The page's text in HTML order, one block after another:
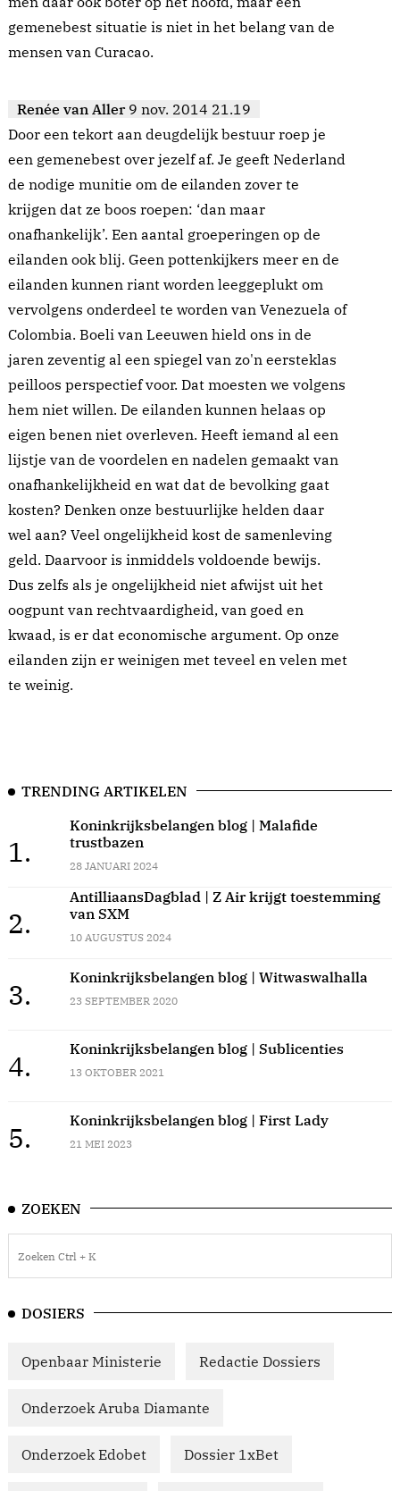
gemenebest situatie is niet in het belang van de
mensen van Curacao.
Renée van Aller 9 nov. 2014 21.19
Door een tekort aan deugdelijk bestuur roep je
een gemenebest over jezelf af. Je geeft Nederland
de nodige munitie om de eilanden zover te
krijgen dat ze boos roepen: ‘dan maar
onafhankelijk’. Een aantal groeperingen op de
eilanden ook blij. Geen pottenkijkers meer en de
eilanden kunnen riant worden leeggeplukt om
vervolgens onderdeel te worden van Venezuela of
Colombia. Boeli van Leeuwen hield ons in de
jaren zeventig al een spiegel van zo'n eersteklas
peilloos perspectief voor. Dat moesten we volgens
hem niet willen. De eilanden kunnen helaas op
eigen benen niet overleven. Heeft iemand al een
lijstje van de voordelen en nadelen gemaakt van
onafhankelijkheid en wat dat de bevolking gaat
kosten? Denken onze bestuurlijke helden daar
wel aan? Veel ongelijkheid kost de samenleving
geld. Daarvoor is inmiddels voldoende bewijs.
Dus zelfs als je ongelijkheid niet afwijst uit het
oogpunt van rechtvaardigheid, van goed en
kwaad, is er dat economische argument. Op onze
eilanden zijn er weinigen met teveel en velen met
te weinig.
TRENDING ARTIKELEN
1.
Koninkrijksbelangen blog | Malafide
trustbazen
28 JANUARI 2024
2.
AntilliaansDagblad | Z Air krijgt toestemming
van SXM
10 AUGUSTUS 2024
3.
Koninkrijksbelangen blog | Witwaswalhalla
23 SEPTEMBER 2020
4.
Koninkrijksbelangen blog | Sublicenties
13 OKTOBER 2021
5.
Koninkrijksbelangen blog | First Lady
21 MEI 2023
ZOEKEN
DOSIERS
Openbaar Ministerie Redactie Dossiers
Onderzoek Aruba Diamante
Onderzoek Edobet Dossier 1xBet